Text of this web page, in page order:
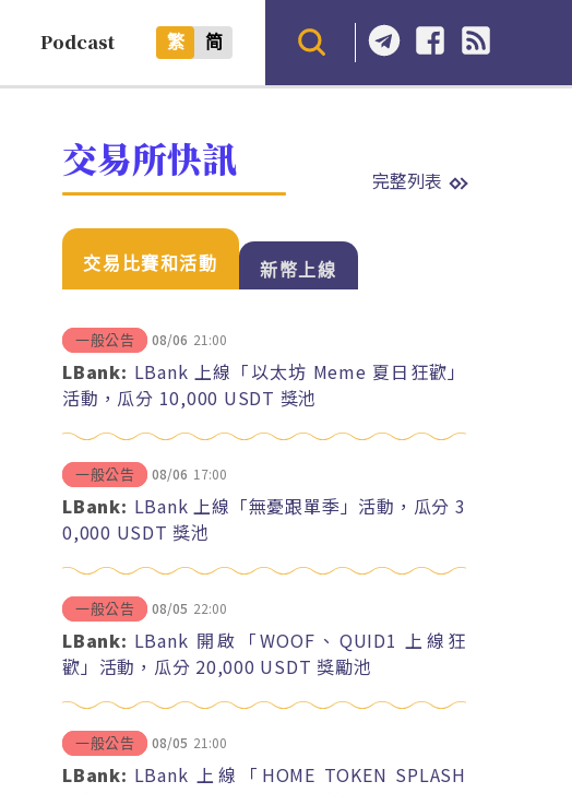
Podcast 繁 简
交易所快訊 完整列表
交易比賽和活動 新幣上線
一般公告 08/06 21:00
LBank: LBank 上線「以太坊 Meme 夏日狂歡」
活動，瓜分 10,000 USDT 獎池
一般公告 08/06 17:00
LBank: LBank 上線「無憂跟單季」活動，瓜分 3
0,000 USDT 獎池
一般公告 08/05 22:00
LBank: LBank 開啟「WOOF、QUID1 上線狂
歡」活動，瓜分 20,000 USDT 獎勵池
一般公告 08/05 21:00
LBank: LBank 上線「HOME TOKEN SPLASH